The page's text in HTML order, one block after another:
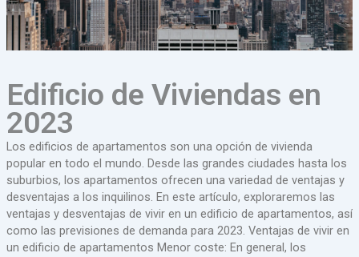
Edificio de Viviendas en
2023
Los edificios de apartamentos son una opción de vivienda
popular en todo el mundo. Desde las grandes ciudades hasta los
suburbios, los apartamentos ofrecen una variedad de ventajas y
desventajas a los inquilinos. En este artículo, exploraremos las
ventajas y desventajas de vivir en un edificio de apartamentos, así
como las previsiones de demanda para 2023. Ventajas de vivir en
un edificio de apartamentos Menor coste: En general, los